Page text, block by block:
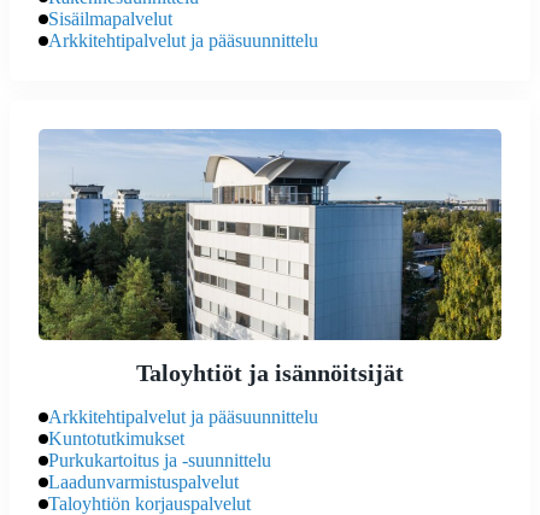
Sisäilmapalvelut
Arkkitehtipalvelut ja pääsuunnittelu
Taloyhtiöt ja isännöitsijät
Arkkitehtipalvelut ja pääsuunnittelu
Kuntotutkimukset
Purkukartoitus ja -suunnittelu
Laadunvarmistuspalvelut
Taloyhtiön korjauspalvelut